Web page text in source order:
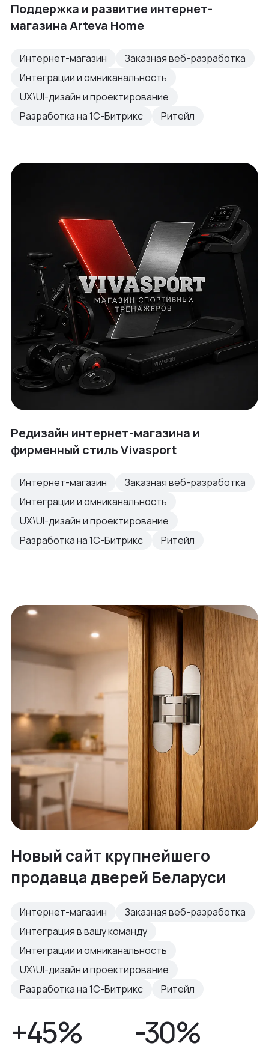
Поддержка и развитие интернет-
магазина Arteva Home
Интернет-магазин
Заказная веб-разработка
Интеграции и омниканальность
UX\UI-дизайн и проектирование
Разработка на 1С-Битрикс
Ритейл
Редизайн интернет-магазина и
фирменный стиль Vivasport
Интернет-магазин
Заказная веб-разработка
Интеграции и омниканальность
UX\UI-дизайн и проектирование
Разработка на 1С-Битрикс
Ритейл
Новый сайт крупнейшего
продавца дверей Беларуси
Интернет-магазин
Заказная веб-разработка
Интеграция в вашу команду
Интеграции и омниканальность
UX\UI-дизайн и проектирование
Разработка на 1С-Битрикс
Ритейл
+45% -30%